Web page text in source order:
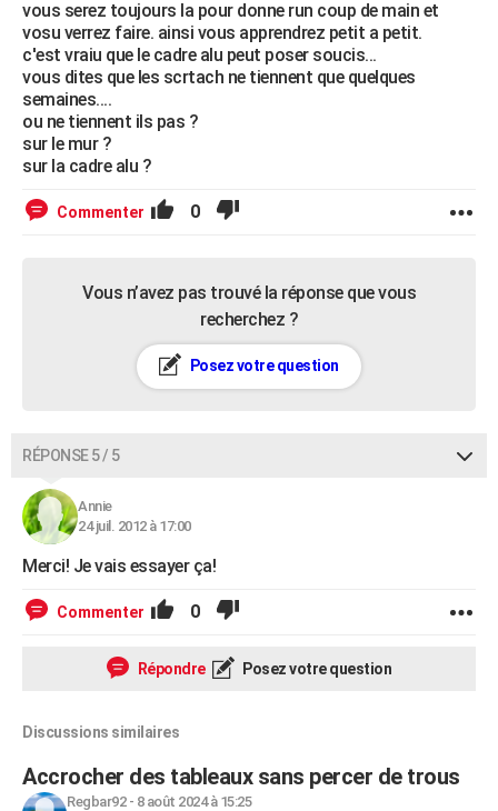
vous serez toujours la pour donne run coup de main et
vosu verrez faire. ainsi vous apprendrez petit a petit.
c'est vraiu que le cadre alu peut poser soucis...
vous dites que les scrtach ne tiennent que quelques
semaines....
ou ne tiennent ils pas ?
sur le mur ?
sur la cadre alu ?
Commenter 0
Vous n’avez pas trouvé la réponse que vous
recherchez ?
Posez votre question
RÉPONSE 5 / 5
Annie
24 juil. 2012 à 17:00
Merci! Je vais essayer ça!
Commenter 0
Répondre Posez votre question
Discussions similaires
Accrocher des tableaux sans percer de trous
Regbar92- 8 août 2024 à 15:25